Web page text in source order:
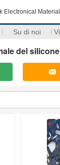
Electronical
Su di noi
del silicone